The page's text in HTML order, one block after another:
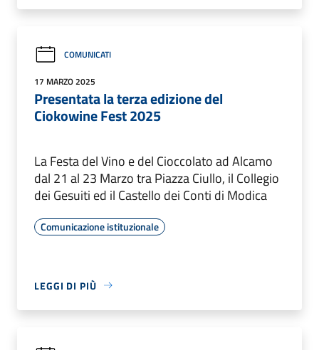
COMUNICATI
17 MARZO 2025
Presentata la terza edizione del
Ciokowine Fest 2025
La Festa del Vino e del Cioccolato ad Alcamo
dal 21 al 23 Marzo tra Piazza Ciullo, il Collegio
dei Gesuiti ed il Castello dei Conti di Modica
Comunicazione istituzionale
LEGGI DI PIÙ